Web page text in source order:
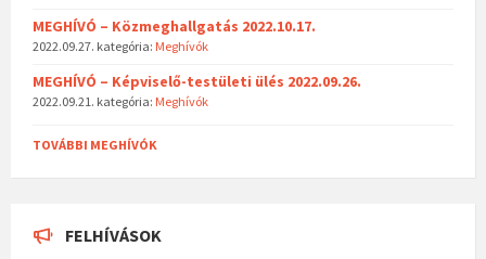
MEGHÍVÓ – Közmeghallgatás 2022.10.17.
2022.09.27. kategória: Meghívók
MEGHÍVÓ – Képviselő-testületi ülés 2022.09.26.
2022.09.21. kategória: Meghívók
TOVÁBBI MEGHÍVÓK
FELHÍVÁSOK